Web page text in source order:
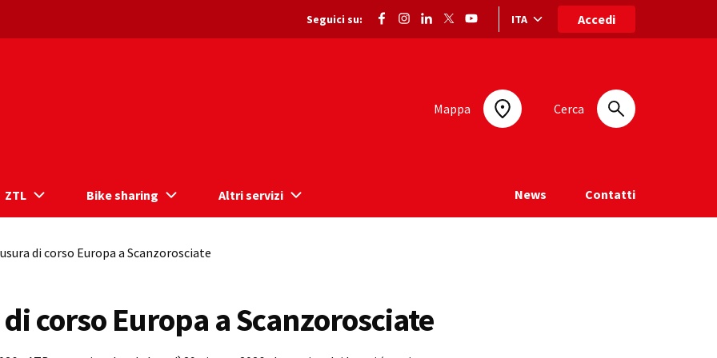
Seguici su: Selezione lingua: lingua selezionata
ITA Accedi
Mappa Cerca
ZTL Bike sharing Altri servizi News Contatti
di corso Europa a Scanzorosciate
corso Europa a Scanzorosciate